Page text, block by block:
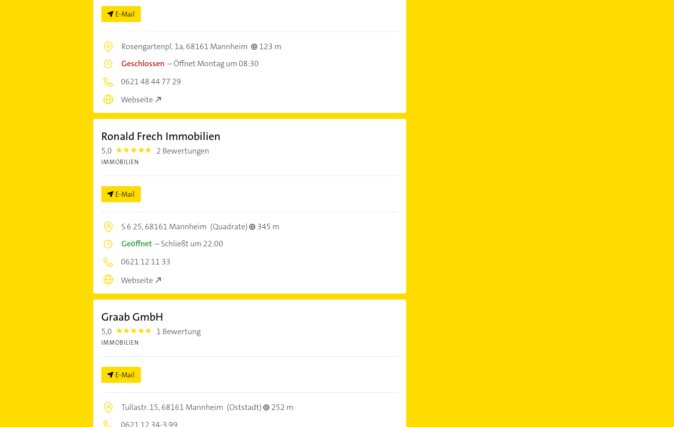
E-Mail
Rosengartenpl. 1a,68161 Mannheim
123 m
Geschlossen –Öffnet Montag um 08:30
0621 48 44 77 29
Webseite
Ronald Frech Immobilien
5,0 5.0 2 Bewertungen
IMMOBILIEN
E-Mail
S 6 25,68161 Mannheim (Quadrate)
345 m
Geöffnet–Schließt um 22:00
0621 12 11 33
Webseite
Graab GmbH
5,0 5.0 1 Bewertung
IMMOBILIEN
E-Mail
Tullastr. 15,68161 Mannheim (Oststadt)
252 m
0621 12 34-3 99